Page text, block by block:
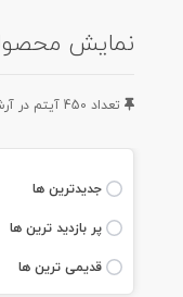
نمایش
تعداد 450 آيتم در آرشيو
جديدترين ها
پر بازديد ترين ها
قديمی ترين ها